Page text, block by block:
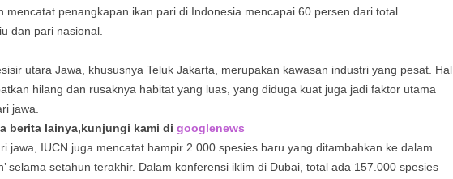
mencatat penangkapan ikan pari di Indonesia mencapai 60 persen dari total
dan pari nasional.
utara Jawa, khususnya Teluk Jakarta, merupakan kawasan industri yang pesat. Hal
hilang dan rusaknya habitat yang luas, yang diduga kuat juga jadi faktor utama
jawa.
berita lainya,kunjungi kami di googlenews
jawa, IUCN juga mencatat hampir 2.000 spesies baru yang ditambahkan ke dalam
selama setahun terakhir. Dalam konferensi iklim di Dubai, total ada 157.000 spesies